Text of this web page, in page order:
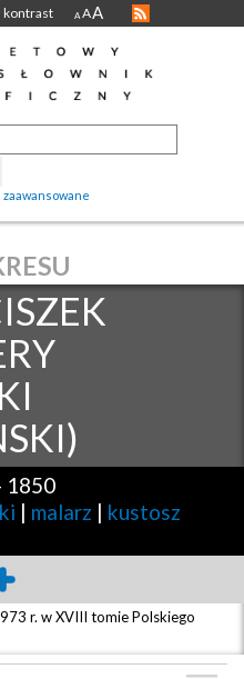
kontrast A AA
1850
| malarz | kustosz
r. w XVIII tomie Polskiego